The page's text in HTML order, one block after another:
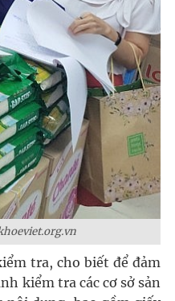
tra, cho biết để đảm
kiểm tra các cơ sở sản